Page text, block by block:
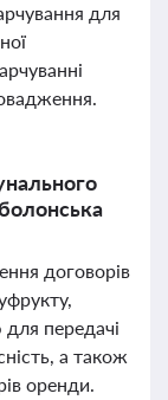
для
договорів
передачі
а також
оренди.